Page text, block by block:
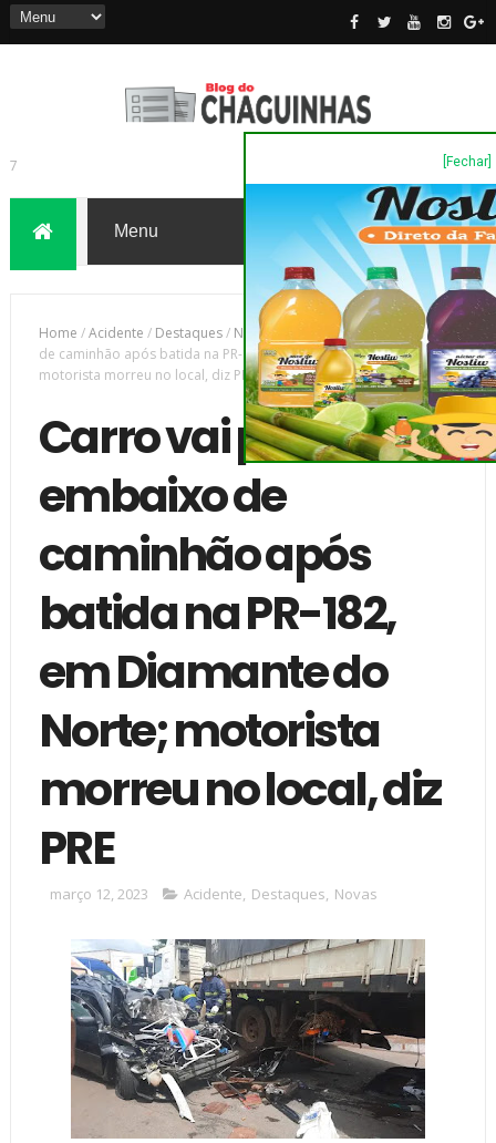
7
Home /Acidente / Destaques/ Novas
Carro vai parar embaixo
de caminhão após batida na PR-182, em Diamante do Norte;
motorista morreu no local, diz PRE
Carro vai parar
embaixo de
caminhão após
batida na PR-182,
em Diamante do
Norte; motorista
morreu no local, diz
PRE
março 12, 2023 Acidente, Destaques, Novas